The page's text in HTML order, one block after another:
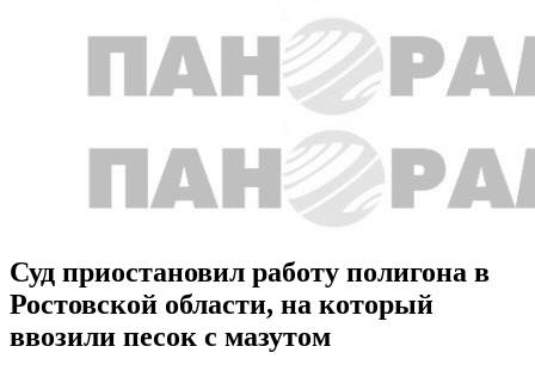
Суд приостановил работу полигона в
Ростовской области, на который
ввозили песок с мазутом